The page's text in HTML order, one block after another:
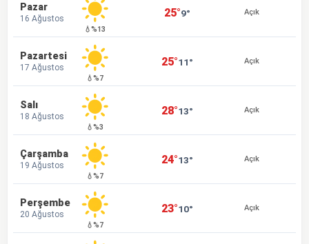
Pazar
16 Ağustos
💧%13
25°9° Açık
Pazartesi
17 Ağustos
💧%7
25°11° Açık
Salı
18 Ağustos
💧%3
28°13° Açık
Çarşamba
19 Ağustos
💧%7
24°13° Açık
Perşembe
20 Ağustos
💧%7
23°10° Açık